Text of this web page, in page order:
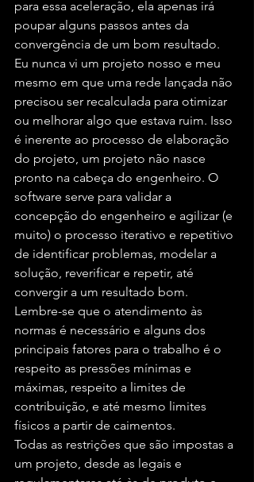
para essa aceleração, ela apenas irá
poupar alguns passos antes da
convergência de um bom resultado.
Eu nunca vi um projeto nosso e meu
mesmo em que uma rede lançada não
precisou ser recalculada para otimizar
ou melhorar algo que estava ruim. Isso
é inerente ao processo de elaboração
do projeto, um projeto não nasce
pronto na cabeça do engenheiro. O
software serve para validar a
concepção do engenheiro e agilizar (e
muito) o processo iterativo e repetitivo
de identificar problemas, modelar a
solução, reverificar e repetir, até
convergir a um resultado bom.
Lembre-se que o atendimento às
normas é necessário e alguns dos
principais fatores para o trabalho é o
respeito as pressões mínimas e
máximas, respeito a limites de
contribuição, e até mesmo limites
físicos a partir de caimentos.
Todas as restrições que são impostas a
um projeto, desde as legais e